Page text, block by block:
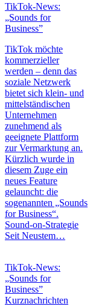
TikTok-News:
„Sounds for
Business”
TikTok möchte
kommerzieller
werden – denn das
soziale Netzwerk
bietet sich klein- und
mittelständischen
Unternehmen
zunehmend als
geeignete Plattform
zur Vermarktung an.
Kürzlich wurde in
diesem Zuge ein
neues Feature
gelauncht: die
sogenannten „Sounds
for Business“.
Sound-on-Strategie
Seit Neustem…
TikTok-News:
„Sounds for
Business”
Kurznachrichten